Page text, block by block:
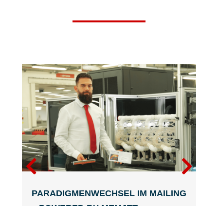
PARADIGMENWECHSEL IM MAILING